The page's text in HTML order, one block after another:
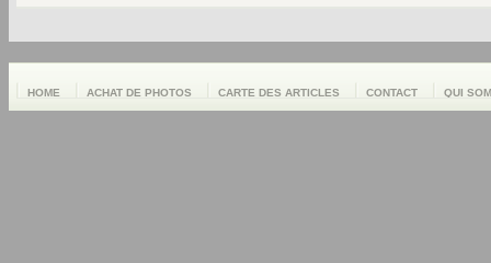
HOME ACHAT DE PHOTOS CARTE DES ARTICLES CONTACT QUI